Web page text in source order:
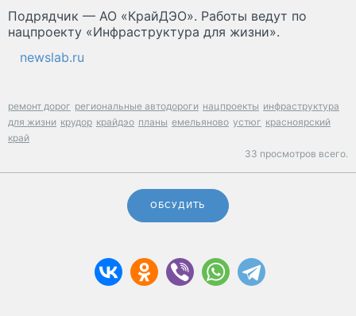
Подрядчик — АО «КрайДЭО». Работы ведут по
нацпроекту «Инфраструктура для жизни».
newslab.ru
ремонт дорог региональные автодороги нацпроекты инфраструктура
для жизни крудор крайдэо планы емельяново устюг красноярский
край
33 просмотров всего.
ОБСУДИТЬ